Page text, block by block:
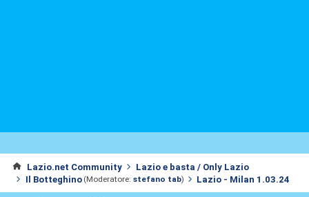
Lazio.net Community
Lazio e basta / Only Lazio
Il Botteghino (Moderatore: stefano tab) Lazio - Milan 1.03.24